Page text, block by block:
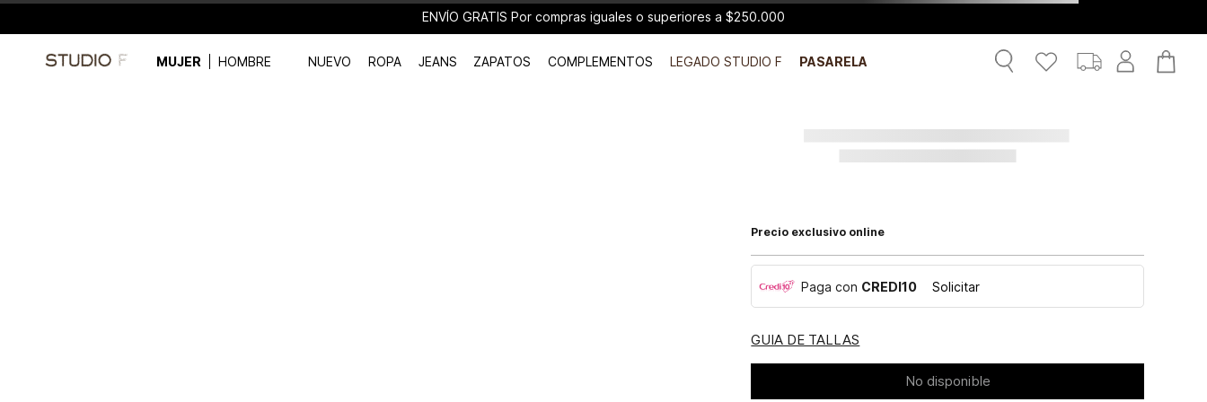
ENVÍO GRATIS Por compras iguales o superiores a $250.000
MUJER HOMBRE NUEVO ROPA JEANS ZAPATOS COMPLEMENTOS LEGADO STUDIO F PASARELA
Precio exclusivo online
Paga con CREDI10 Solicitar
GUIA DE TALLAS
No disponible